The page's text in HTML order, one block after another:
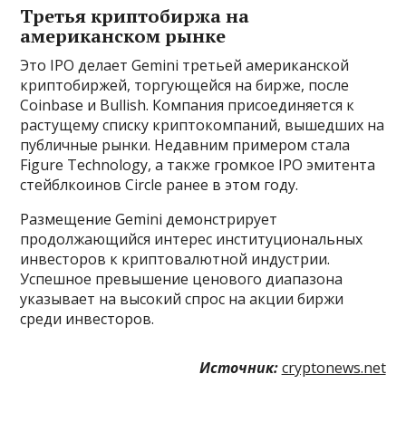
Третья криптобиржа на
американском рынке
Это IPO делает Gemini третьей американской
криптобиржей, торгующейся на бирже, после
Coinbase и Bullish. Компания присоединяется к
растущему списку криптокомпаний, вышедших на
публичные рынки. Недавним примером стала
Figure Technology, а также громкое IPO эмитента
стейблкоинов Circle ранее в этом году.
Размещение Gemini демонстрирует
продолжающийся интерес институциональных
инвесторов к криптовалютной индустрии.
Успешное превышение ценового диапазона
указывает на высокий спрос на акции биржи
среди инвесторов.
Источник: cryptonews.net